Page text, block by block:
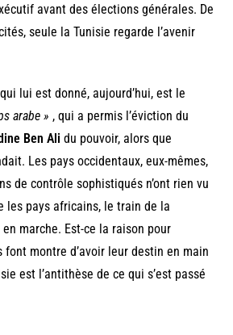
avant des élections générales. De
seule la Tunisie regarde l’avenir
lui est donné, aujourd’hui, est le
arabe » , qui a permis l’éviction du
Ben Ali du pouvoir, alors que
Les pays occidentaux, eux-mêmes,
de contrôle sophistiqués n’ont rien vu
les pays africains, le train de la
marche. Est-ce la raison pour
font montre d’avoir leur destin en main
est l’antithèse de ce qui s’est passé